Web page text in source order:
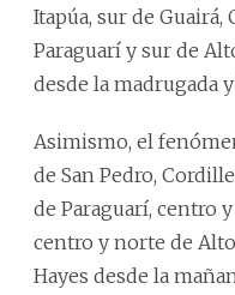
Itapúa, sur de Guairá,
Paraguarí y sur de
desde la madrugada
Asimismo, el
de San Pedro,
de Paraguarí, centro
centro y norte de
Hayes desde la